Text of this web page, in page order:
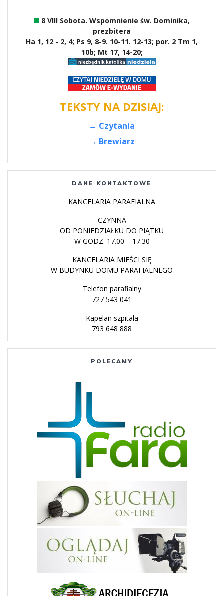
8 VIII Sobota. Wspomnienie św. Dominika,
prezbitera
Ha 1, 12 - 2, 4; Ps 9, 8-9. 10-11. 12-13; por. 2 Tm 1,
10b; Mt 17, 14-20;
TEKSTY NA DZISIAJ:
→ Czytania
→ Brewiarz
DANE KONTAKTOWE
KANCELARIA PARAFIALNA
CZYNNA
OD PONIEDZIAŁKU DO PIĄTKU
W GODZ. 17.00 – 17.30
KANCELARIA MIEŚCI SIĘ
W BUDYNKU DOMU PARAFIALNEGO
Telefon parafialny
727 543 041
Kapelan szpitala
793 648 888
POLECAMY